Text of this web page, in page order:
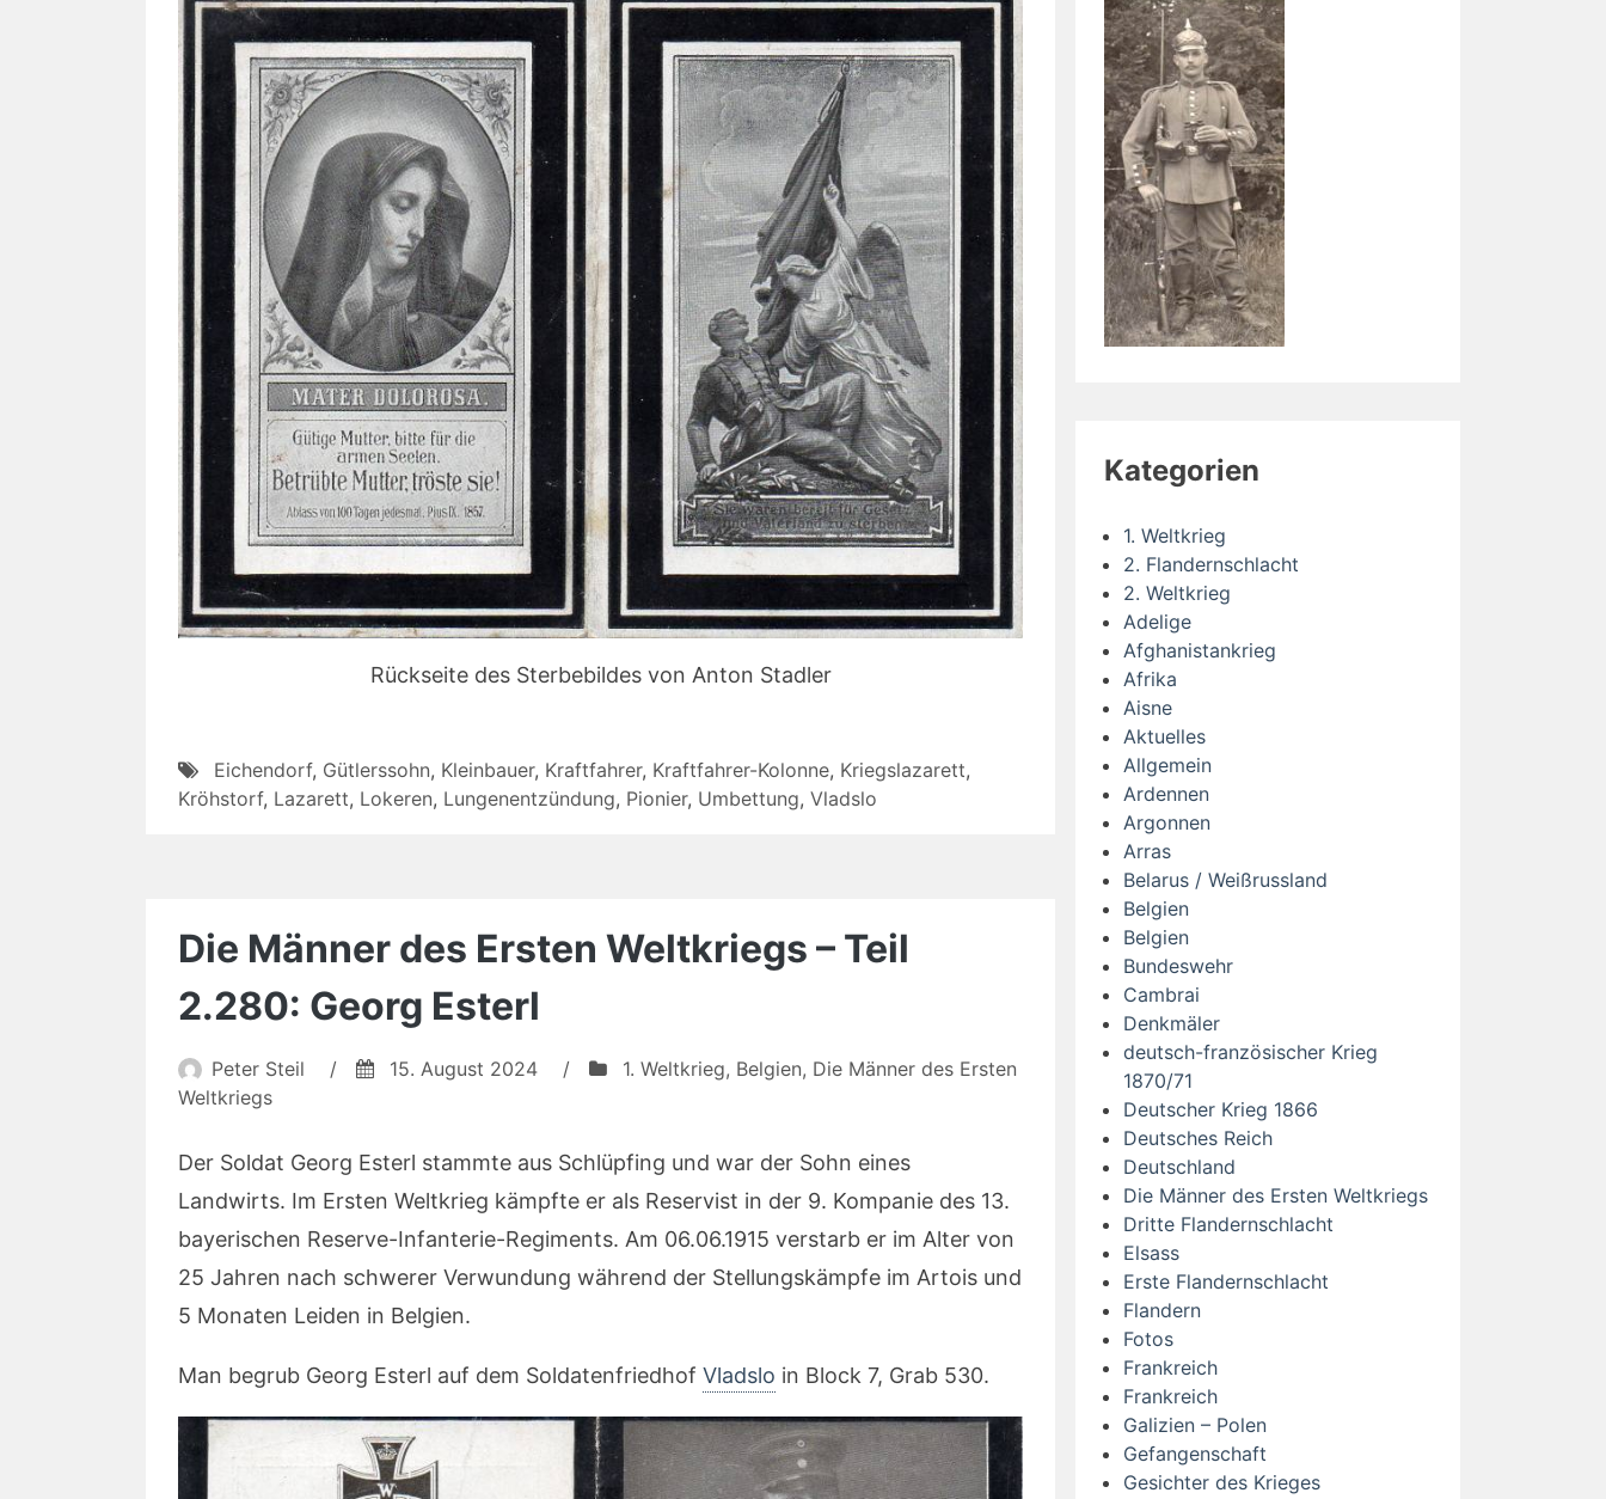
Rückseite des Sterbebildes von Anton Stadler
Eichendorf, Gütlerssohn, Kleinbauer, Kraftfahrer, Kraftfahrer-Kolonne, Kriegslazarett,
Kröhstorf, Lazarett, Lokeren, Lungenentzündung, Pionier, Umbettung, Vladslo
Die Männer des Ersten Weltkriegs – Teil
2.280: Georg Esterl
Peter Steil / 15. August 2024 / 1. Weltkrieg, Belgien, Die Männer des Ersten
Weltkriegs
Der Soldat Georg Esterl stammte aus Schlüpfing und war der Sohn eines
Landwirts. Im Ersten Weltkrieg kämpfte er als Reservist in der 9. Kompanie des 13.
bayerischen Reserve-Infanterie-Regiments. Am 06.06.1915 verstarb er im Alter von
25 Jahren nach schwerer Verwundung während der Stellungskämpfe im Artois und
5 Monaten Leiden in Belgien.
Man begrub Georg Esterl auf dem Soldatenfriedhof Vladslo in Block 7, Grab 530.
Kategorien
1. Weltkrieg
2. Flandernschlacht
2. Weltkrieg
Adelige
Afghanistankrieg
Afrika
Aisne
Aktuelles
Allgemein
Ardennen
Argonnen
Arras
Belarus / Weißrussland
Belgien
Belgien
Bundeswehr
Cambrai
Denkmäler
deutsch-französischer Krieg
1870/71
Deutscher Krieg 1866
Deutsches Reich
Deutschland
Die Männer des Ersten Weltkriegs
Dritte Flandernschlacht
Elsass
Erste Flandernschlacht
Flandern
Fotos
Frankreich
Frankreich
Galizien – Polen
Gefangenschaft
Gesichter des Krieges